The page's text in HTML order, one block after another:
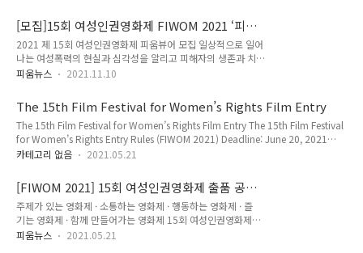
권영화제는 자원활동가들의 손으로 만들어 갑니다. 여성인권의
가치를 확산하는 길에 함께 할 여러분의 많은 지원 바랍니다. ▪
기간 : 2021년 12월 8일 ~ 12일 ▪ 장소 : CGV아트하우스 압구
정 ▪ 주최 : 한국여성의전화 ▪ 모집 기간 : ~ 2021년 11월 25일
(목) ▪ 서류합격자 발표 : 11월 26일(금) ▪ 면접 : 11월 29일
테이션: 12월 2일(목)..
[모집]15회 여성인권영화제 FIWOM 2021 ‘피움
뷰어’ 모집
2021 제 15회 여성인권영화제 피움뷰어 모집 일상적으로 일어
나는 여성폭력의 현실과 심각성을 알리고 피해자의 생존과 치유
를 지지하는 문화를 확산하기 위해 한국여성의전화 주최로
맞이합니다. ‘주제가 있는 영화제, 소통하는 영화제, 함께 만들어
가는 영화제, 행동하는 영화제, 즐기는 영화제’를 모토로 진행되
는 여성인권영화제의 2021년을 함께 만들어 갈 ‘피움뷰어’를 다
음과 같이 모집합니다. 여성인권영화제의 웹기자단으로서 여성
인권영화제와 함께 소통하고 행동하고 즐기게 될 여러분의 참여
: CGV아트하우스 압구정 ▪ 주최 : 한국여성의전화 ▪ 모집기간 :
11월 1..
피움뉴스 2021.11.10
The 15th Film Festival for Women’s Rights Film Entry
The 15th Film Festival for Women’s Rights Film Entry The 15th Film Festival
for Women’s Rights Entry Rules (FIWOM 2021) Deadline: June 20, 2021
https://vo.la/scQGb 13th Film Festival for Women's rights FIWOM NEWS
Rights Entry Rules HIT : 45 date : 2021-05-20 The 15th Film Festival for
Women’s Rights Entry Rules (FIWOM 2021)Deadline..
카테고리 없음 2021.05.21
[FIWOM 2021] 15회 여성인권영화제 출품 공모
전 개최
주제가 있는 영화제 · 소통하는 영화제 · 행동하는 영화제 · 즐
기는 영화제 · 함께 만들어가는 영화제 15회 여성인권영화제
(FIWOM 2021) 출품작 공모 안내 마감. 2021년 6월 20일(일)
피움뉴스 2021.05.21